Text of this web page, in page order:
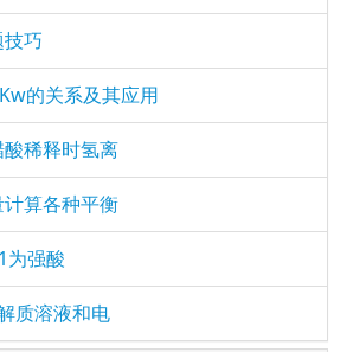
巧
的关系及其应用
稀释时氢离
算各种平衡
为强酸
质溶液和电